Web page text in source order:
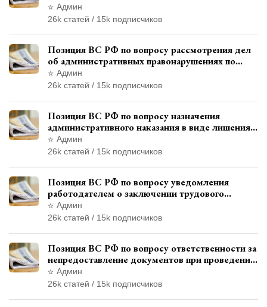
военнослужащих при увольнении с военной
службы
Админ
26k статей / 15k подписчиков
Позиция ВС РФ по вопросу рассмотрения дел
об административных правонарушениях по
месту жительства и сроков давности
привлечения к ответственности
Админ
26k статей / 15k подписчиков
Позиция ВС РФ по вопросу назначения
административного наказания в виде лишения
права управления транспортными средствами
Админ
26k статей / 15k подписчиков
Позиция ВС РФ по вопросу уведомления
работодателем о заключении трудового
договора с бывшим государственным
служащим
Админ
26k статей / 15k подписчиков
Позиция ВС РФ по вопросу ответственности за
непредоставление документов при проведении
контроля и надзора
Админ
26k статей / 15k подписчиков